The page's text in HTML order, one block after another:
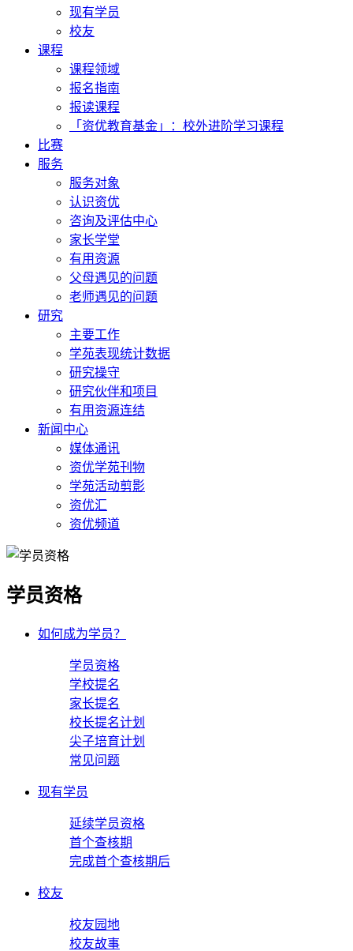
现有学员
校友
课程
课程领域
报名指南
报读课程
「资优教育基金」：校外进阶学习课程
比赛
服务
服务对象
认识资优
咨询及评估中心
家长学堂
有用资源
父母遇见的问题
老师遇见的问题
研究
主要工作
学苑表现统计数据
研究操守
研究伙伴和项目
有用资源连结
新闻中心
媒体通讯
资优学苑刊物
学苑活动剪影
资优汇
资优频道
学员资格
如何成为学员？
学员资格
学校提名
家长提名
校长提名计划
尖子培育计划
常见问题
现有学员
延续学员资格
首个查核期
完成首个查核期后
校友
校友园地
校友故事